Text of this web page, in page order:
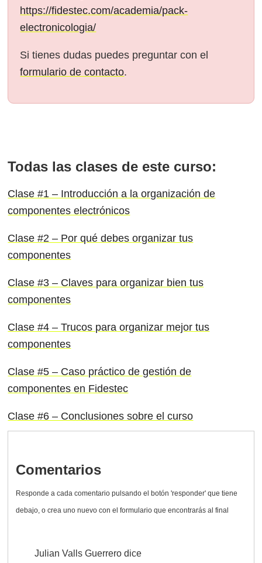
https://fidestec.com/academia/pack-
electronicologia/
Si tienes dudas puedes preguntar con el
formulario de contacto.
Todas las clases de este curso:
Clase #1 – Introducción a la organización de
componentes electrónicos
Clase #2 – Por qué debes organizar tus
componentes
Clase #3 – Claves para organizar bien tus
componentes
Clase #4 – Trucos para organizar mejor tus
componentes
Clase #5 – Caso práctico de gestión de
componentes en Fidestec
Clase #6 – Conclusiones sobre el curso
Comentarios
Julian Valls Guerrero dice